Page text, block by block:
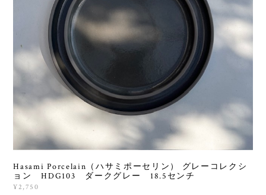
Hasami Porcelain（ハサミポーセリン） グレーコレクシ
ョン HDG103 ダークグレー 18.5センチ
¥2,750